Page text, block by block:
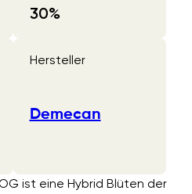
30%
Hersteller
Demecan
ist eine Hybrid Blüten der